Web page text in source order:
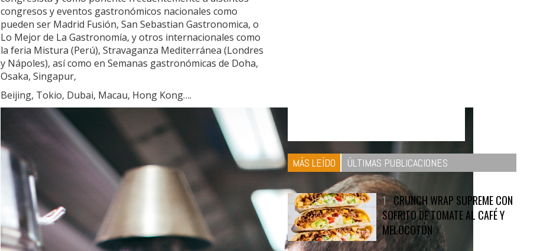
congresos y eventos gastronómicos nacionales como
pueden ser Madrid Fusión, San Sebastian Gastronomica, o
Lo Mejor de La Gastronomía, y otros internacionales como
la feria Mistura (Perú), Stravaganza Mediterránea (Londres
y Nápoles), así como en Semanas gastronómicas de Doha,
Osaka, Singapur,
Beijing, Tokio, Dubai, Macau, Hong Kong….
MÁS LEÍDO ÚLTIMAS PUBLICACIONES
1CRUNCH WRAP SUPREME CON
SOFRITO DE TOMATE AL CAFÉ Y
MELOCOTÓN